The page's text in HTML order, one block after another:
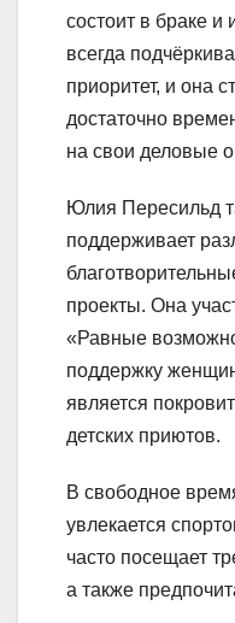
состоит в браке и
всегда
приоритет, и она
достаточно
на свои деловые
Юлия Пересильд
поддерживает
проекты. Она
«Равные
поддержку
является
детских приютов.
В свободное
увлекается
часто посещает
а также